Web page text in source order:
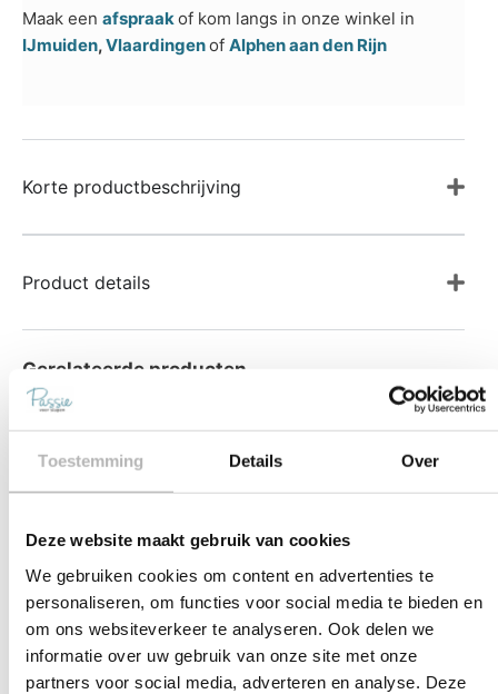
Toestemming Details Over
Deze website maakt gebruik van cookies
We gebruiken cookies om content en advertenties te
personaliseren, om functies voor social media te bieden en
om ons websiteverkeer te analyseren. Ook delen we
informatie over uw gebruik van onze site met onze
partners voor social media, adverteren en analyse. Deze
Maak een afspraakof kom langs in onze winkel in
IJmuiden,Vlaardingenof Alphen aan den Rijn
Korte productbeschrijving
Product details
Gerelateerde producten
Auping Topper Comfort
Zenzo hoeslaken met